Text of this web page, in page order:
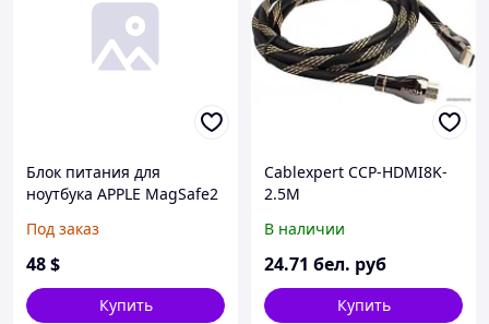
Блок питания для
ноутбука APPLE MagSafe2
квадратный, (без
переходника питания), T-
MagSafe2
Под заказ
48$
Купить
Cablexpert CCP-HDMI8K-
2.5M
В наличии
24.71 бел. руб
Купить